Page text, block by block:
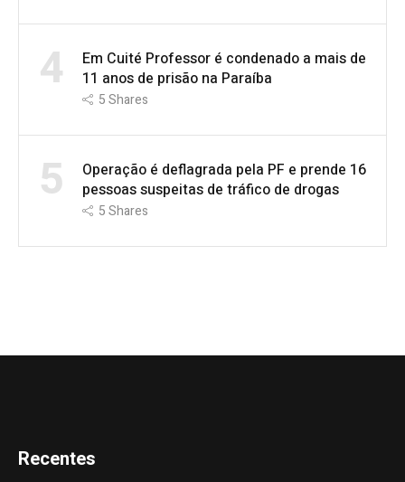
4
Em Cuité Professor é condenado a mais de
11 anos de prisão na Paraíba
5Shares
5
Operação é deflagrada pela PF e prende 16
pessoas suspeitas de tráfico de drogas
5Shares
Recentes